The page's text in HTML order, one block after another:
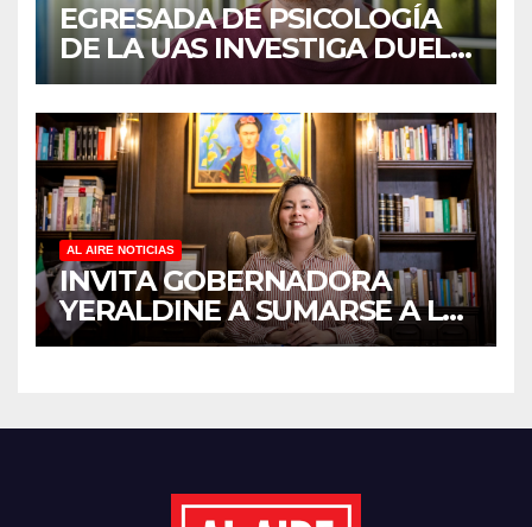
EGRESADA DE PSICOLOGÍA
DE LA UAS INVESTIGA DUELO
ANTICIPADO Y SOBRECARGA
EN CUIDADORES DE
ADULTOS MAYORES
AL AIRE NOTICIAS
INVITA GOBERNADORA
YERALDINE A SUMARSE A LA
JORNADA NACIONAL DE
DE ÁRBOLES